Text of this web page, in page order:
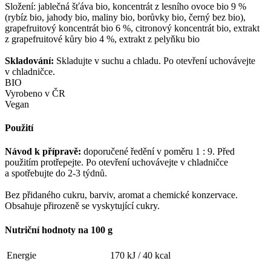
Složení: jablečná šťáva bio, koncentrát z lesního ovoce bio 9 %
(rybíz bio, jahody bio, maliny bio, borůvky bio, černý bez bio),
grapefruitový koncentrát bio 6 %, citronový koncentrát bio, extrakt
z grapefruitové kůry bio 4 %, extrakt z pelyňku bio
Skladování: Skladujte v suchu a chladu. Po otevření uchovávejte
v chladničce.
BIO
Vyrobeno v ČR
Vegan
Použití
Návod k přípravě: doporučené ředění v poměru 1 : 9. Před
použitím protřepejte. Po otevření uchovávejte v chladničce
a spotřebujte do 2-3 týdnů.
Bez přidaného cukru, barviv, aromat a chemické konzervace.
Obsahuje přirozeně se vyskytující cukry.
Nutriční hodnoty na 100 g
Energie 170 kJ /40 kcal